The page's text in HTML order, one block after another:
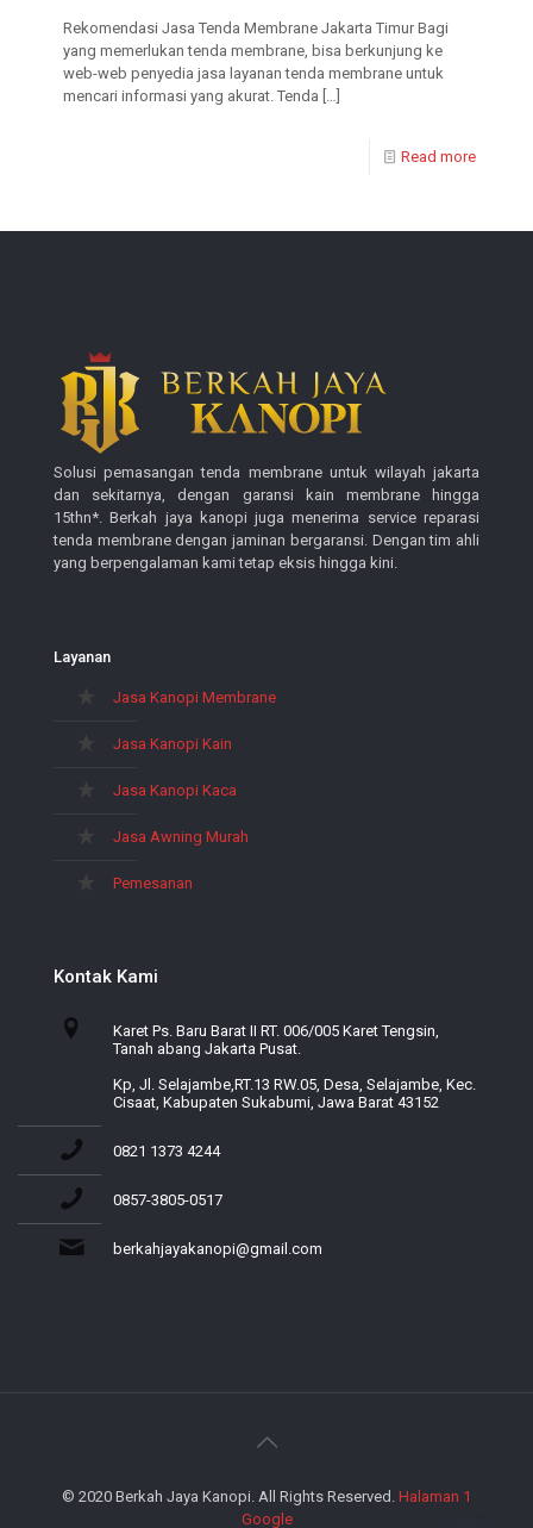
Rekomendasi Jasa Tenda Membrane Jakarta Timur Bagi
yang memerlukan tenda membrane, bisa berkunjung ke
web-web penyedia jasa layanan tenda membrane untuk
mencari informasi yang akurat. Tenda […]
Read more
Solusi pemasangan tenda membrane untuk wilayah jakarta
dan sekitarnya, dengan garansi kain membrane hingga
15thn*. Berkah jaya kanopi juga menerima service reparasi
tenda membrane dengan jaminan bergaransi. Dengan tim ahli
yang berpengalaman kami tetap eksis hingga kini.
Layanan
Jasa Kanopi Membrane
Jasa Kanopi Kain
Jasa Kanopi Kaca
Jasa Awning Murah
Pemesanan
Kontak Kami
Karet Ps. Baru Barat II RT. 006/005 Karet Tengsin,
Tanah abang Jakarta Pusat.
Kp, Jl. Selajambe,RT.13 RW.05, Desa, Selajambe, Kec.
Cisaat, Kabupaten Sukabumi, Jawa Barat 43152
0821 1373 4244
0857-3805-0517
berkahjayakanopi@gmail.com
© 2020 Berkah Jaya Kanopi. All Rights Reserved. Halaman 1
Google